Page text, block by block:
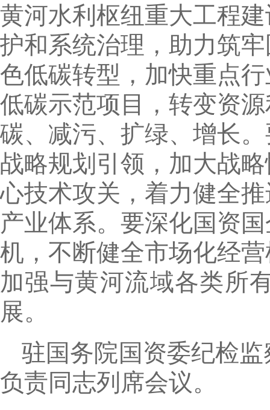
黄河水利枢纽重大工程
护和系统治理，助力筑
色低碳转型，加快重点
低碳示范项目，转变资
碳、减污、扩绿、增长
战略规划引领，加大战
心技术攻关，着力健全
产业体系。要深化国资
机，不断健全市场化经
加强与黄河流域各类所
展。
驻国务院国资委纪检
负责同志列席会议。